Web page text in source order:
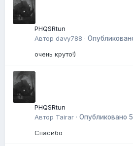
PHQSRtun
Автор davy788 ·
очень круто!)
PHQSRtun
Автор Tairar · Опубликовано
Спасибо